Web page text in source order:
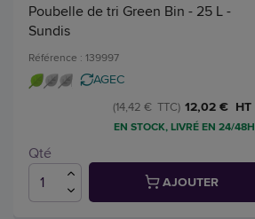
Poubelle de tri Green Bin - 25 L -
Sundis
Référence : 139997
AGEC
12,02 € HT
(14,42 € TTC)
EN STOCK, LIVRÉ EN 24/48H
Qté
AJOUTER